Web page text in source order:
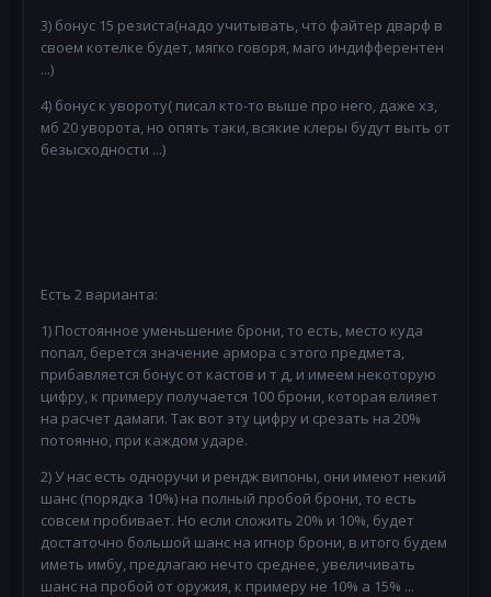
3) бонус 15 резиста(надо учитывать, что файтер дварф в
своем котелке будет, мягко говоря, маго индифферентен
...)
4) бонус к увороту( писал кто-то выше про него, даже хз,
мб 20 уворота, но опять таки, всякие клеры будут выть от
безысходности ...)
Есть 2 варианта:
1) Постоянное уменьшение брони, то есть, место куда
попал, берется значение армора с этого предмета,
прибавляется бонус от кастов и т д, и имеем некоторую
цифру, к примеру получается 100 брони, которая влияет
на расчет дамаги. Так вот эту цифру и срезать на 20%
потоянно, при каждом ударе.
2) У нас есть одноручи и рендж випоны, они имеют некий
шанс (порядка 10%) на полный пробой брони, то есть
совсем пробивает. Но если сложить 20% и 10%, будет
достаточно большой шанс на игнор брони, в итого будем
иметь имбу, предлагаю нечто среднее, увеличивать
шанс на пробой от оружия, к примеру не 10% а 15% ...